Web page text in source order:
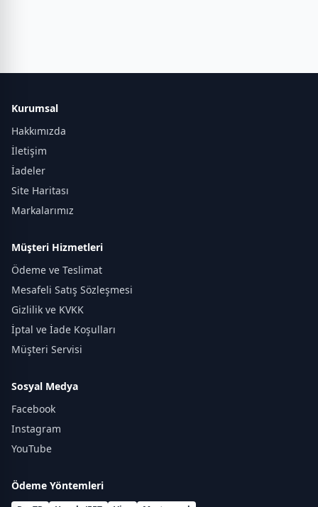
Kurumsal
Hakkımızda
İletişim
İadeler
Site Haritası
Markalarımız
Müşteri Hizmetleri
Ödeme ve Teslimat
Mesafeli Satış Sözleşmesi
Gizlilik ve KVKK
İptal ve İade Koşulları
Müşteri Servisi
Sosyal Medya
Facebook
Instagram
YouTube
Ödeme Yöntemleri